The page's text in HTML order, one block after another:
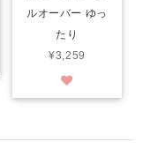
ルオーバー ゆっ
たり
¥3,259